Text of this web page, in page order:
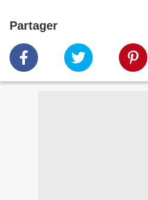
Partager